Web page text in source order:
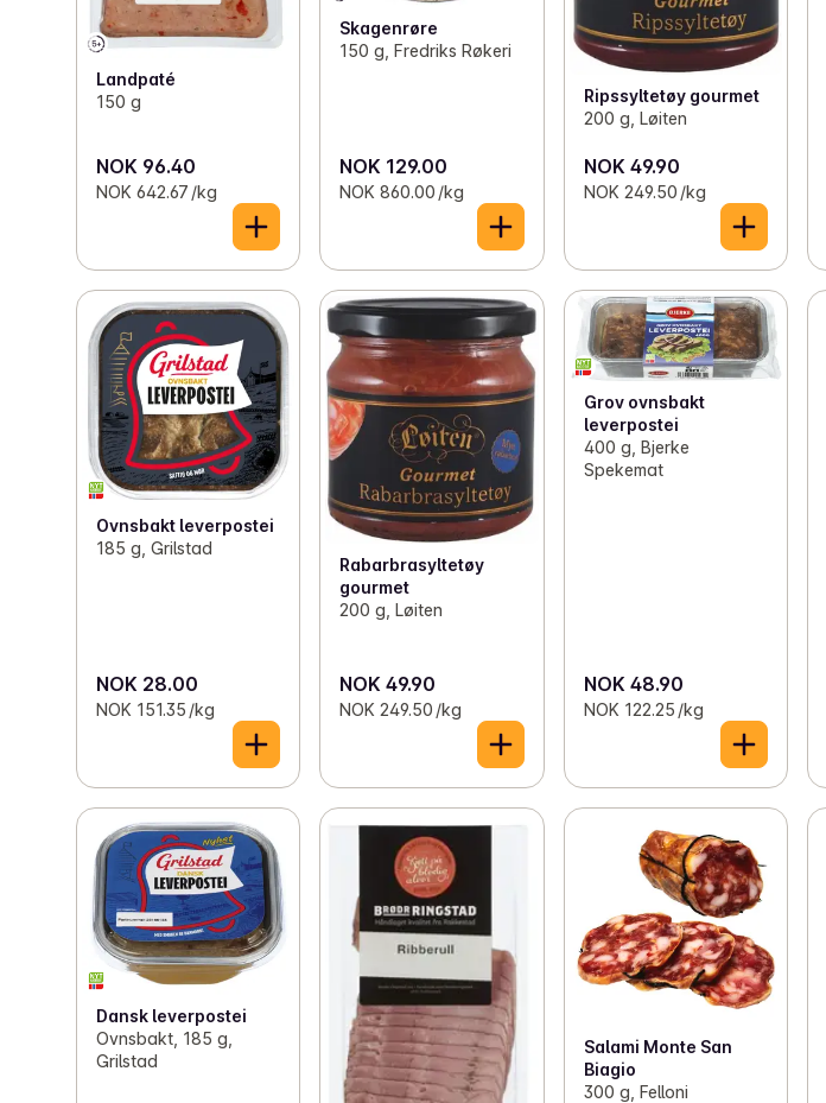
Landpaté
150 g
NOK 96.40
NOK 642.67 /kg
Skagenrøre
150 g, Fredriks Røkeri
NOK 129.00
NOK 860.00 /kg
Ripssyltetøy gourmet
200 g, Løiten
NOK 49.90
NOK 249.50 /kg
Ovnsbakt leverpostei
185 g, Grilstad
NOK 28.00
NOK 151.35 /kg
Rabarbrasyltetøy
gourmet
200 g, Løiten
NOK 49.90
NOK 249.50 /kg
Grov ovnsbakt
leverpostei
400 g, Bjerke
Spekemat
NOK 48.90
NOK 122.25 /kg
Dansk leverpostei
Ovnsbakt, 185 g,
Grilstad
Salami Monte San
Biagio
300 g, Felloni